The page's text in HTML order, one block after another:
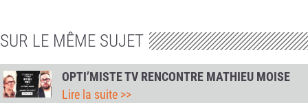
SUR LE MÊME SUJET
OPTI’MISTE TV RENCONTRE MATHIEU MOISE
Lire la suite >>